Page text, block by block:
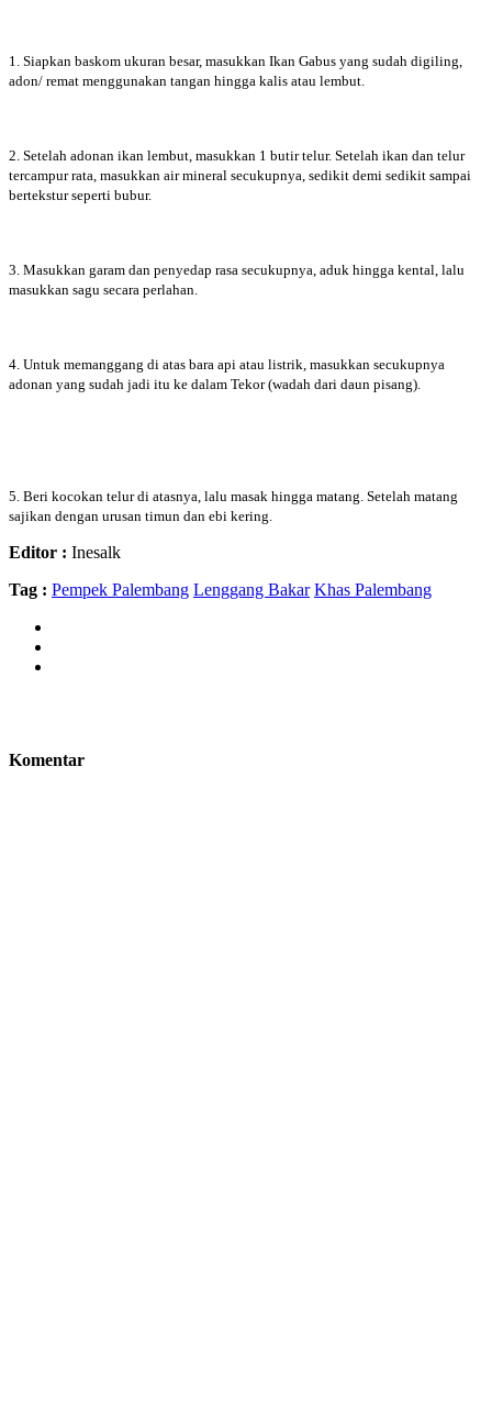
1. Siapkan baskom ukuran besar, masukkan Ikan Gabus yang sudah digiling,
adon/ remat menggunakan tangan hingga kalis atau lembut.
2. Setelah adonan ikan lembut, masukkan 1 butir telur. Setelah ikan dan telur
tercampur rata, masukkan air mineral secukupnya, sedikit demi sedikit sampai
bertekstur seperti bubur.
3. Masukkan garam dan penyedap rasa secukupnya, aduk hingga kental, lalu
masukkan sagu secara perlahan.
4. Untuk memanggang di atas bara api atau listrik, masukkan secukupnya
adonan yang sudah jadi itu ke dalam Tekor (wadah dari daun pisang).
5. Beri kocokan telur di atasnya, lalu masak hingga matang. Setelah matang
sajikan dengan urusan timun dan ebi kering.
Editor : Inesalk
Tag : Pempek Palembang Lenggang Bakar Khas Palembang
Komentar